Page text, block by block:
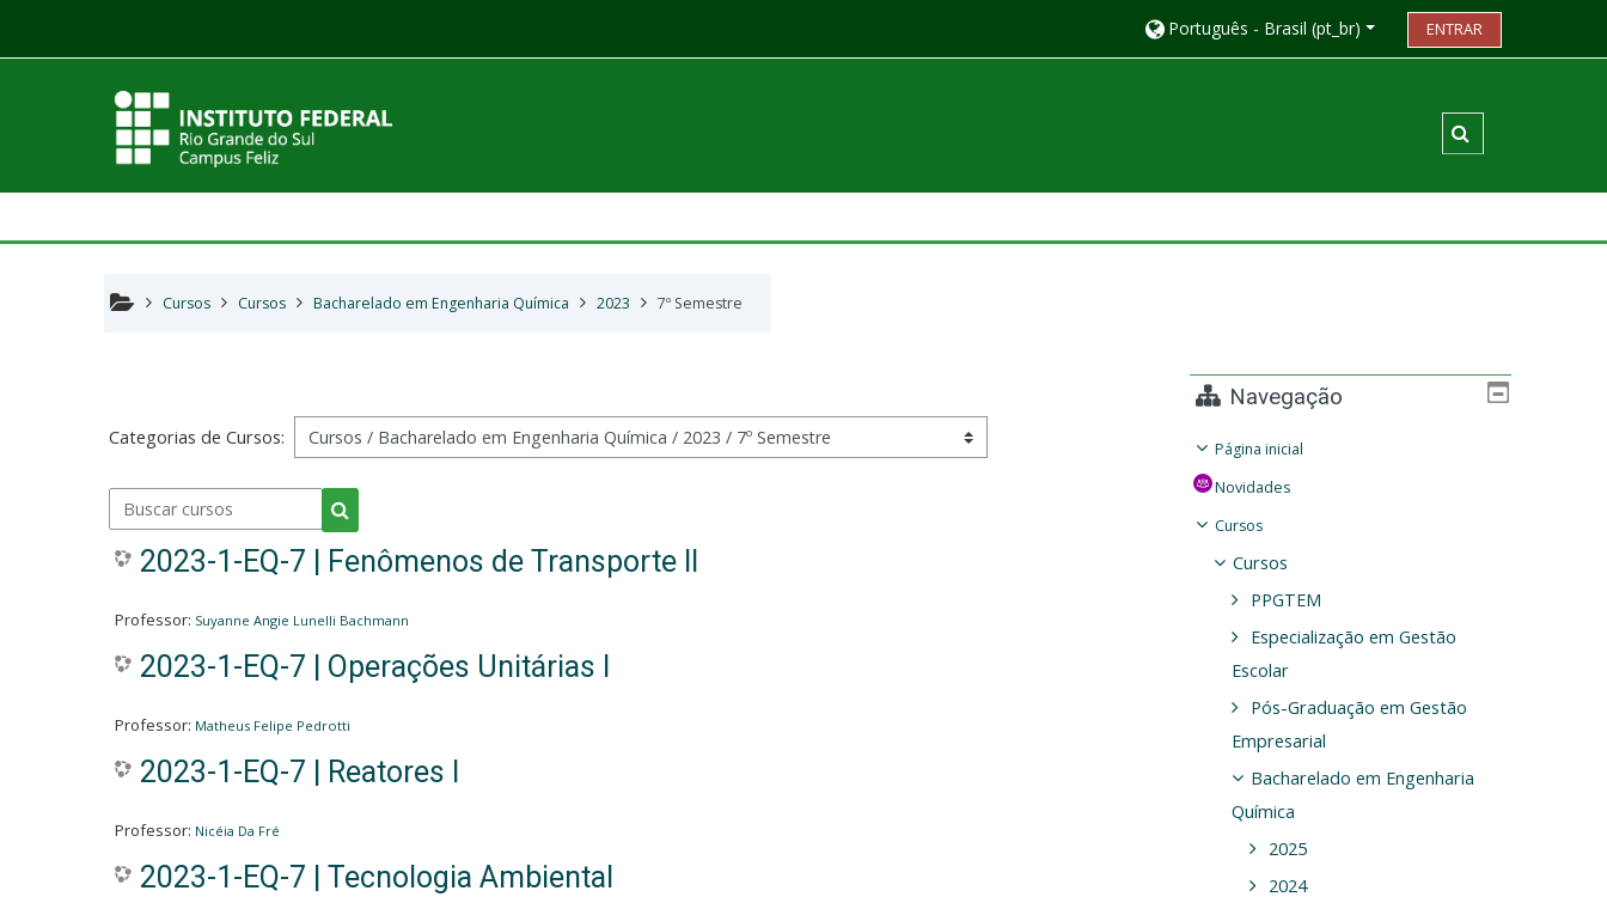
Português - Brasil ‎(pt_br)‎ ENTRAR
Cursos Cursos Bacharelado em Engenharia Química 2023 7º Semestre
Categorias de Cursos:
Buscar cursos
Buscar cursos
2023-1-EQ-7 | Fenômenos de Transporte II
Professor: Suyanne Angie Lunelli Bachmann
2023-1-EQ-7 | Operações Unitárias I
Professor: Matheus Felipe Pedrotti
2023-1-EQ-7 | Reatores I
Professor: Nicéia Da Fré
2023-1-EQ-7 | Tecnologia Ambiental
Navegação
Página inicial
Novidades
Cursos
Cursos
PPGTEM
Especialização em Gestão
Escolar
Pós-Graduação em Gestão
Empresarial
Bacharelado em Engenharia
Química
2025
2024